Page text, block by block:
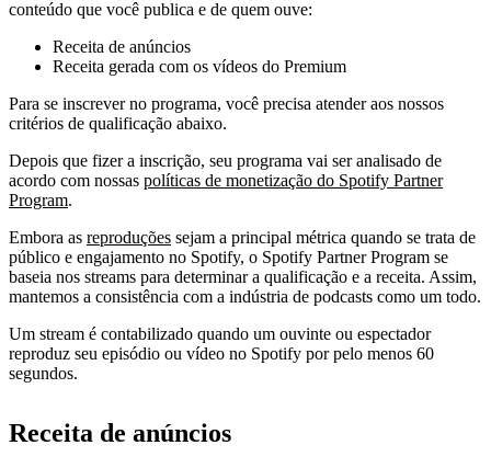
conteúdo que você publica e de quem ouve:
Receita de anúncios
Receita gerada com os vídeos do Premium
Para se inscrever no programa, você precisa atender aos nossos
critérios de qualificação abaixo.
Depois que fizer a inscrição, seu programa vai ser analisado de
acordo com nossas políticas de monetização do Spotify Partner
Program.
Embora as reproduções sejam a principal métrica quando se trata de
público e engajamento no Spotify, o Spotify Partner Program se
baseia nos streams para determinar a qualificação e a receita. Assim,
mantemos a consistência com a indústria de podcasts como um todo.
Um stream é contabilizado quando um ouvinte ou espectador
reproduz seu episódio ou vídeo no Spotify por pelo menos 60
segundos.
Receita de anúncios